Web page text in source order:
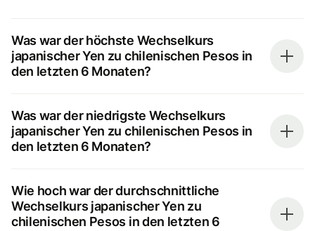
Was war der höchste Wechselkurs
japanischer Yen zu chilenischen Pesos in
den letzten 6 Monaten?
Was war der niedrigste Wechselkurs
japanischer Yen zu chilenischen Pesos in
den letzten 6 Monaten?
Wie hoch war der durchschnittliche
Wechselkurs japanischer Yen zu
chilenischen Pesos in den letzten 6